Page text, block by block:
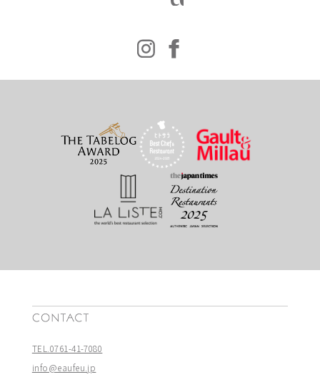
TEL.0761-41-7080
info@eaufeu.jp